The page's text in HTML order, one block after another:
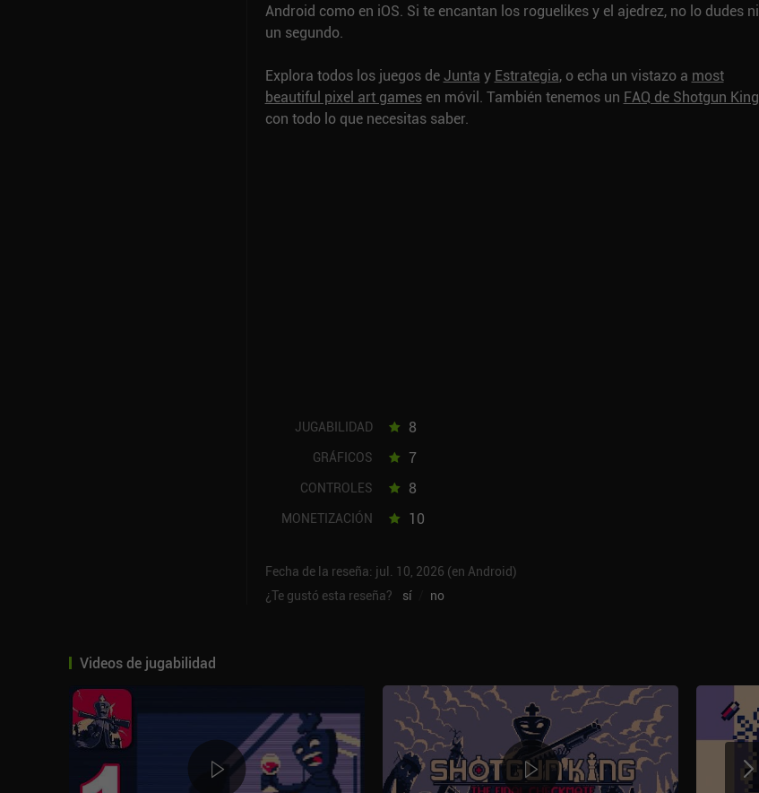
Android como en iOS. Si te encantan los roguelikes y el ajedrez, no lo dudes ni
un segundo.
Explora todos los juegos de Junta y Estrategia, o echa un vistazo a most
beautiful pixel art gamesen móvil. También tenemos un FAQ de Shotgun King
con todo lo que necesitas saber.
JUGABILIDAD 8
GRÁFICOS 7
CONTROLES 8
MONETIZACIÓN 10
Fecha de la reseña: jul. 10, 2026 (en Android)
¿Te gustó esta reseña?
sí no
Videos de jugabilidad